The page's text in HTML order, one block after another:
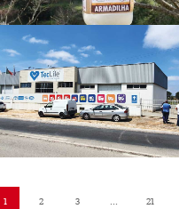
1 2 3 ... 21